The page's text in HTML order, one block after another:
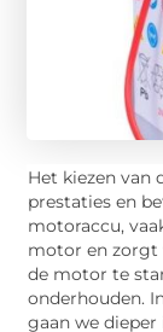
Het kiezen van
prestaties en
motoraccu,
motor en zorgt
de motor te
onderhouden.
gaan we